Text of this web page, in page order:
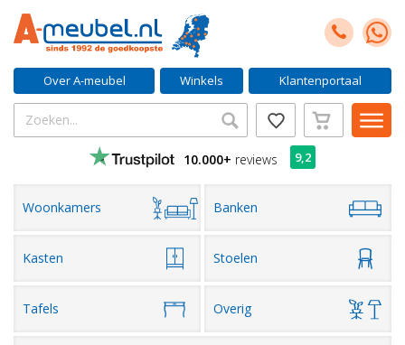
Over A-meubel Winkels Klantenportaal
10.000+ reviews 9,2
Woonkamers Banken
Kasten Stoelen
Tafels Overig